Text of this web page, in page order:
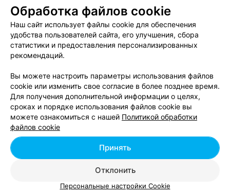
Вакансии
Публичный договор
Способы оплаты
Публичный договор по использованию сервиса
«Афиша»
Пользовательское соглашение
Связаться по вопросам сотрудничества
Написать руководителю relax.by
Персональные настройки cookie
Обработка персональных данных
| 220012, Республика Беларусь, г. Минск,
улица Толбухина, 2, пом. 16 | info@relax.by
Обработка файлов cookie
Наш сайт использует файлы cookie для обеспечения
удобства пользователей сайта, его улучшения, сбора
статистики и предоставления персонализированных
рекомендаций.
Вы можете настроить параметры использования файлов
cookie или изменить свое согласие в более позднее время.
Для получения дополнительной информации о целях,
сроках и порядке использования файлов cookie вы
можете ознакомиться с нашей Политикой обработки
файлов cookie
Отклонить
Принять
Персональные настройки Cookie